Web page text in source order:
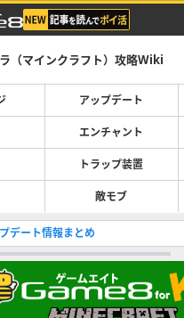
（マインクラフト）攻略Wiki
アップデート
エンチャント
トラップ装置
敵モブ
デート情報まとめ